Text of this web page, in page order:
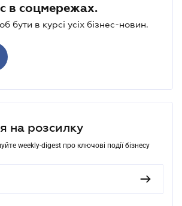
в соцмережах.
бути в курсі усіх бізнес-новин.
на розсилку
weekly-digest про ключові події бізнесу